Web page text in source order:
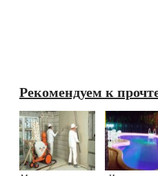
Рекомендуем к